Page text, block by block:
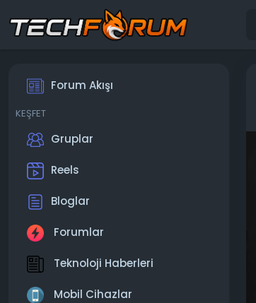
Forum Akışı
KEŞFET
Gruplar
Reels
Bloglar
Forumlar
Teknoloji Haberleri
Mobil Cihazlar